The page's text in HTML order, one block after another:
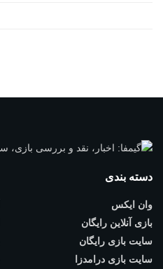
دسته بندی
وان ایکس
بازی آنلاین رایگان
سایت بازی رایگان
سایت بازی درامدزا